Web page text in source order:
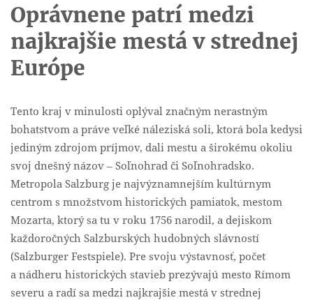
Oprávnene patrí medzi
najkrajšie mestá v strednej
Európe
Tento kraj v minulosti oplýval značným nerastným
bohatstvom a práve veľké náleziská soli, ktorá bola kedysi
jediným zdrojom príjmov, dali mestu a širokému okoliu
svoj dnešný názov – Soľnohrad či Soľnohradsko.
Metropola Salzburg je najvýznamnejším kultúrnym
centrom s množstvom historických pamiatok, mestom
Mozarta, ktorý sa tu v roku 1756 narodil, a dejiskom
každoročných Salzburských hudobných slávností
(Salzburger Festspiele). Pre svoju výstavnosť, počet
a nádheru historických stavieb prezývajú mesto Rímom
severu a radí sa medzi najkrajšie mestá v strednej